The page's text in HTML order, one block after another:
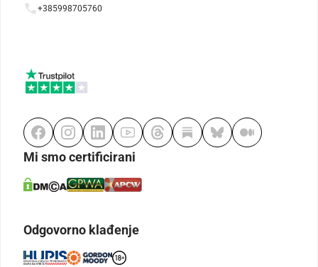
+385998705760
Mi smo certificirani
Odgovorno klađenje